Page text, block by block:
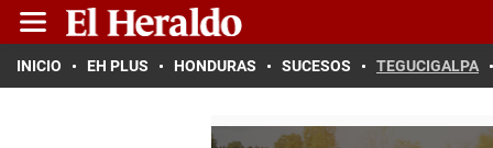
INICIO EH PLUS HONDURAS SUCESOS TEGUCIGALPA